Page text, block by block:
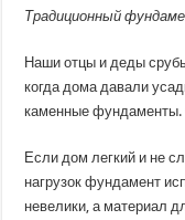
Традиционный
Наши отцы и деды
когда дома давали
каменные фундаменты.
Если дом легкий и не
нагрузок фундамент
невелики, а материал